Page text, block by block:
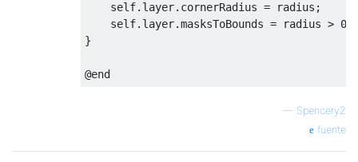
    self
. layer. cornerRadius = radius ;
    self
. layer.masksToBounds = radius > 0
}
@end
— Spencery2
fuente